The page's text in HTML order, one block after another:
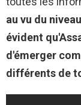
au vu du
évident
d'émerger
différents de